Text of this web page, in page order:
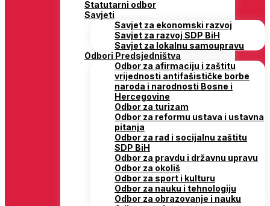
Statutarni odbor
Savjeti
Savjet za ekonomski razvoj
Savjet za razvoj SDP BiH
Savjet za lokalnu samoupravu
Odbori Predsjedništva
Odbor za afirmaciju i zaštitu
vrijednosti antifašističke borbe
naroda i narodnosti Bosne i
Hercegovine
Odbor za turizam
Odbor za reformu ustava i ustavna
pitanja
Odbor za rad i socijalnu zaštitu
SDP BiH
Odbor za pravdu i državnu upravu
Odbor za okoliš
Odbor za sport i kulturu
Odbor za nauku i tehnologiju
Odbor za obrazovanje i nauku